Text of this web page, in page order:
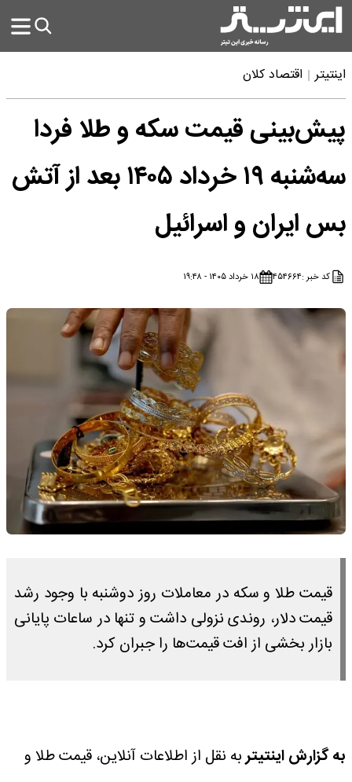
اینتیتر اقتصاد کلان
پیش‌بینی قیمت سکه و طلا فردا
سه‌شنبه ۱۹ خرداد ۱۴۰۵ بعد از آتش
بس ایران و اسرائیل
کد خبر :۴۵۴۶۶۴ ۱۸ خرداد ۱۴۰۵ - ۱۹:۴۸
قیمت طلا و سکه در معاملات روز دوشنبه با وجود رشد
قیمت دلار، روندی نزولی داشت و تنها در ساعات پایانی
بازار بخشی از افت قیمت‌ها را جبران کرد.
به گزارش اینتیتربه نقل از اطلاعات آنلاین، قیمت طلا و